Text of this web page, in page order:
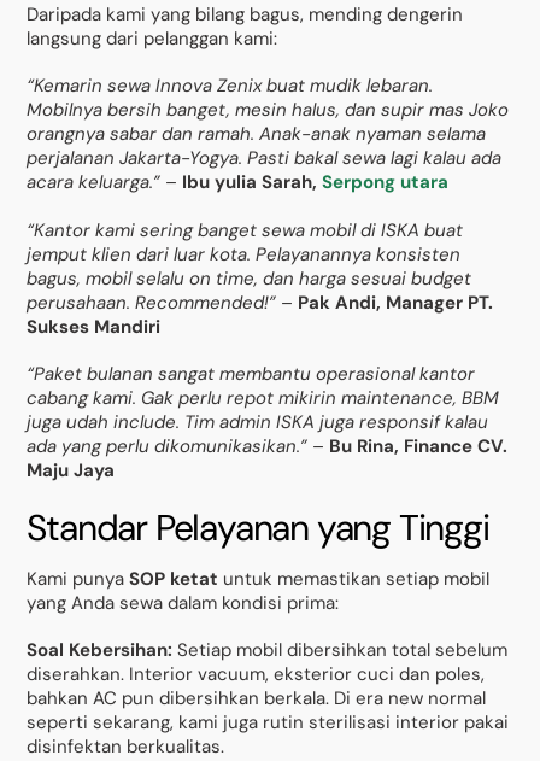
Daripada kami yang bilang bagus, mending dengerin
langsung dari pelanggan kami:
“Kemarin sewa Innova Zenix buat mudik lebaran.
Mobilnya bersih banget, mesin halus, dan supir mas Joko
orangnya sabar dan ramah. Anak-anak nyaman selama
perjalanan Jakarta-Yogya. Pasti bakal sewa lagi kalau ada
acara keluarga.” – Ibu yulia Sarah,Serpong utara
“Kantor kami sering banget sewa mobil di ISKA buat
jemput klien dari luar kota. Pelayanannya konsisten
bagus, mobil selalu on time, dan harga sesuai budget
perusahaan. Recommended!” – Pak Andi, Manager PT.
Sukses Mandiri
“Paket bulanan sangat membantu operasional kantor
cabang kami. Gak perlu repot mikirin maintenance, BBM
juga udah include. Tim admin ISKA juga responsif kalau
ada yang perlu dikomunikasikan.” – Bu Rina, Finance CV.
Maju Jaya
Standar Pelayanan yang Tinggi
Kami punyaSOP ketat untuk memastikan setiap mobil
yang Anda sewa dalam kondisi prima:
Soal Kebersihan: Setiap mobil dibersihkan total sebelum
diserahkan. Interior vacuum, eksterior cuci dan poles,
bahkan AC pun dibersihkan berkala. Di era new normal
seperti sekarang, kami juga rutin sterilisasi interior pakai
disinfektan berkualitas.